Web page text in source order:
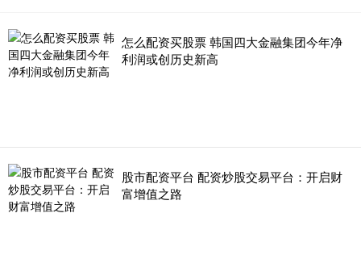
怎么配资买股票 韩国四大金融集团今年净
利润或创历史新高
股市配资平台 配资炒股交易平台：开启财
富增值之路